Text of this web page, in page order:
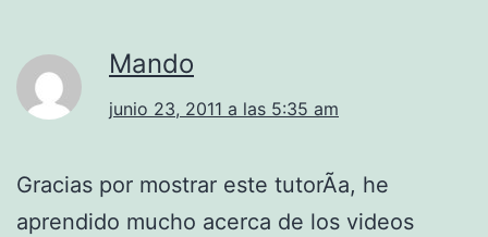
Mando
junio 23, 2011 a las 5:35 am
Gracias por mostrar este tutorÃ­a, he
aprendido mucho acerca de los videos